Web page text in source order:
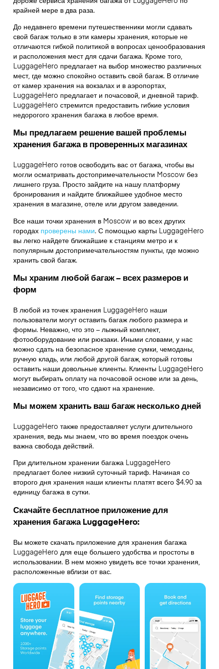
крайней мере в два раза.
До недавнего времени путешественники могли сдавать
свой багаж только в эти камеры хранения, которые не
отличаются гибкой политикой в вопросах ценообразования
и расположения мест для сдачи багажа. Кроме того,
LuggageHero предлагает на выбор множество различных
мест, где можно спокойно оставить свой багаж. В отличие
от камер хранения на вокзалах и в аэропортах,
LuggageHero предлагает и почасовой, и дневной тариф.
LuggageHero стремится предоставить гибкие условия
недорогого хранения багажа в любое время.
Мы предлагаем решение вашей проблемы
хранения багажа в проверенных магазинах
LuggageHero готов освободить вас от багажа, чтобы вы
могли осматривать достопримечательности Moscow без
лишнего груза. Просто зайдите на нашу платформу
бронирования и найдите ближайшее удобное место
хранения в магазине, отеле или другом заведении.
Все наши точки хранения в Moscow и во всех других
городах проверены нами. С помощью карты LuggageHero
вы легко найдете ближайшие к станциям метро и к
популярным достопримечательностям пункты, где можно
хранить свой багаж.
Мы храним любой багаж – всех размеров и
форм
В любой из точек хранения LuggageHero наши
пользователи могут оставить багаж любого размера и
формы. Неважно, что это – лыжный комплект,
фотооборудование или рюкзаки. Иными словами, у нас
можно сдать на безопасное хранение сумки, чемоданы,
ручную кладь, или любой другой багаж, который готовы
оставить наши довольные клиенты. Клиенты LuggageHero
могут выбирать оплату на почасовой основе или за день,
независимо от того, что сдают на хранение.
Мы можем хранить ваш багаж несколько дней
LuggageHero также предоставляет услуги длительного
хранения, ведь мы знаем, что во время поездок очень
важна свобода действий.
При длительном хранении багажа LuggageHero
предлагает более низкий суточный тариф. Начиная со
второго дня хранения наши клиенты платят всего $4.90 за
единицу багажа в сутки.
Скачайте бесплатное приложение для
хранения багажа LuggageHero:
Вы можете скачать приложение для хранения багажа
LuggageHero для еще большего удобства и простоты в
использовании. В нем можно увидеть все точки хранения,
расположенные вблизи от вас.